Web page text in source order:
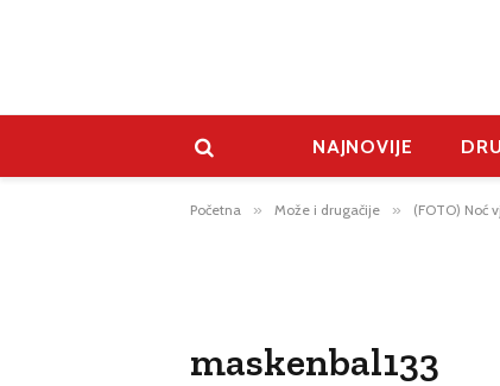
NAJNOVIJE
Početna » Može i drugačije » (FOTO) Noć
maskenbal133